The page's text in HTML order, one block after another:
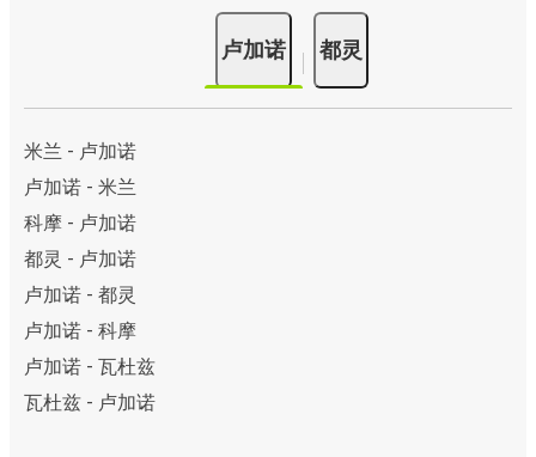
卢加诺 都灵
米兰 - 卢加诺
卢加诺 - 米兰
科摩 - 卢加诺
都灵 - 卢加诺
卢加诺 - 都灵
卢加诺 - 科摩
卢加诺 - 瓦杜兹
瓦杜兹 - 卢加诺